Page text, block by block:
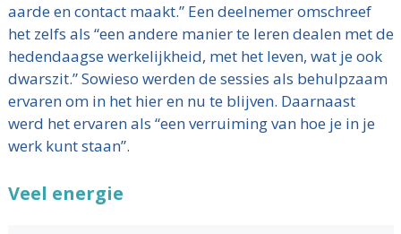
aarde en contact maakt.” Een deelnemer omschreef
het zelfs als “een andere manier te leren dealen met de
hedendaagse werkelijkheid, met het leven, wat je ook
dwarszit.” Sowieso werden de sessies als behulpzaam
ervaren om in het hier en nu te blijven. Daarnaast
werd het ervaren als “een verruiming van hoe je in je
werk kunt staan”.
Veel energie